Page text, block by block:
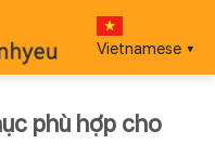
Vietnamese ▼
phù hợp cho